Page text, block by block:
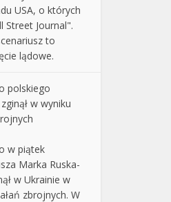
USA, o których
Street Journal".
to
lądowe.
polskiego
w wyniku
w piątek
Marka Ruska-
w Ukrainie w
zbrojnych. W